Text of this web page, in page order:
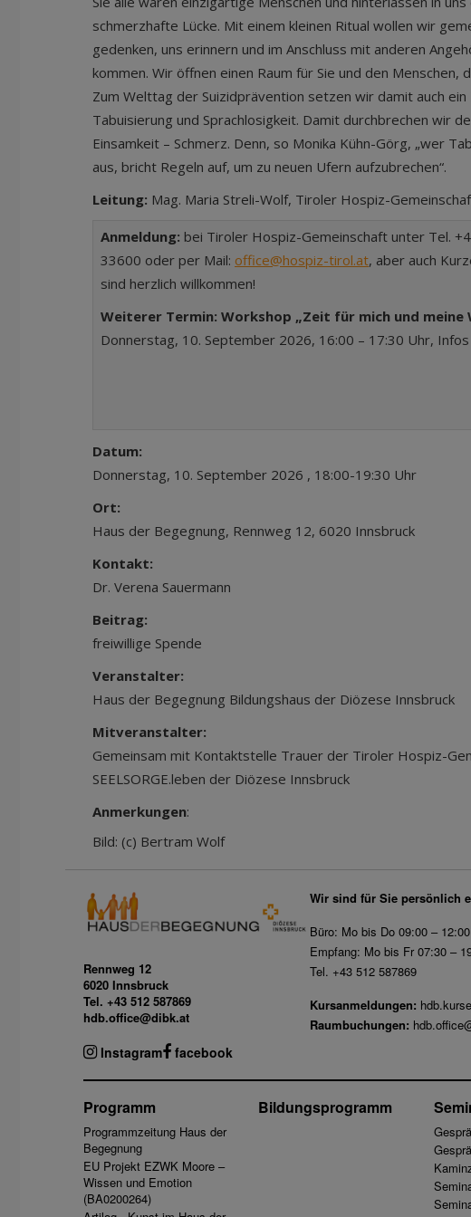
schmerzhafte Lücke. Mit einem kleinen Ritual wollen wir
gedenken, uns erinnern und im Anschluss mit anderen
kommen. Wir öffnen einen Raum für Sie und den Menschen,
Zum Welttag der Suizidprävention setzen wir damit auch ein
Tabuisierung und Sprachlosigkeit. Damit durchbrechen wir
Einsamkeit – Schmerz. Denn, so Monika Kühn-Görg, „wer
aus, bricht Regeln auf, um zu neuen Ufern aufzubrechen“.
Leitung: Mag. Maria Streli-Wolf, Tiroler Hospiz-
Anmeldung: bei Tiroler Hospiz-Gemeinschaft unter Tel.
33600 oder per Mail: office@hospiz-tirol.at, aber auch
sind herzlich willkommen!
Weiterer Termin: Workshop „Zeit für mich und meine
Donnerstag, 10. September 2026, 16:00 – 17:30 Uhr, Infos
Datum:
Donnerstag, 10. September 2026 , 18:00-19:30 Uhr
Ort:
Haus der Begegnung, Rennweg 12, 6020 Innsbruck
Kontakt:
Dr. Verena Sauermann
Beitrag:
freiwillige Spende
Veranstalter:
Haus der Begegnung Bildungshaus der Diözese Innsbruck
Mitveranstalter:
Gemeinsam mit Kontaktstelle Trauer der Tiroler Hospiz-
SEELSORGE.leben der Diözese Innsbruck
Anmerkungen:
Bild: (c) Bertram Wolf
Rennweg 12
6020 Innsbruck
Tel. +43 512 587869
hdb.office@dibk.at
Instagram facebook
Wir sind für Sie persönlich
Büro: Mo bis Do 09:00 –
Empfang: Mo bis Fr 07:30 –
Tel. +43 512 587869
Kursanmeldungen:
Raumbuchungen:
Programm
Programmzeitung Haus der
Begegnung
EU Projekt EZWK Moore –
Wissen und Emotion
(BA0200264)
Bildungsprogramm